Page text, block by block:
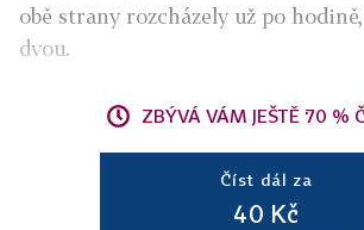
obě strany rozcházely už po
dvou.
ZBÝVÁ VÁM JEŠTĚ 70 %
Číst dál za
40 Kč